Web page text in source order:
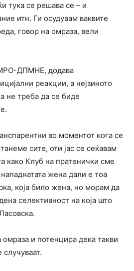
тука се решава се – и
итн. Ги осудувам ваквите
говор на омраза, вели
ДПМНЕ, додава
реакции, а нејзиното
не треба да се биде
во моментот кога се
сите, оти јас се сеќавам
како Клуб на пратенички сме
жена дали е тоа
која било жена, но морам да
селективност на која што
омраза и потенцира дека такви